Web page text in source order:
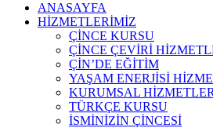
ANASAYFA
HİZMETLERİMİZ
ÇİNCE KURSU
ÇİNCE ÇEVİRİ
ÇİN’DE EĞİTİM
YAŞAM ENERJİSİ
KURUMSAL
TÜRKÇE KURSU
İSMİNİZİN ÇİNCESİ